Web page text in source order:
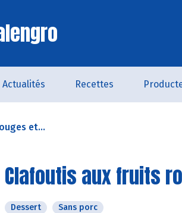
Actualités Recettes
et...
Clafoutis aux fruits
Dessert Sans porc